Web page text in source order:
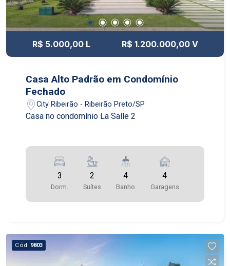
R$ 5.000,00 L R$ 1.200.000,00 V
Casa Alto Padrão em Condomínio
Fechado
City Ribeirão - Ribeirão Preto/SP
Casa no condomínio La Salle 2
3
Dorm.
2
Suítes
4
Banho
4
Garagens
Cód. 9803